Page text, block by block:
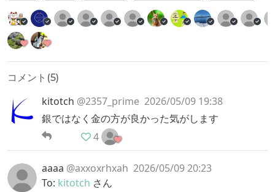
コメント(5)
kitotch @2357_prime 2026/05/09 19:38
銀ではなく金の方が良かった気がします
4
aaaa @axxoxrhxah 2026/05/09 20:23
To: kitotch さん